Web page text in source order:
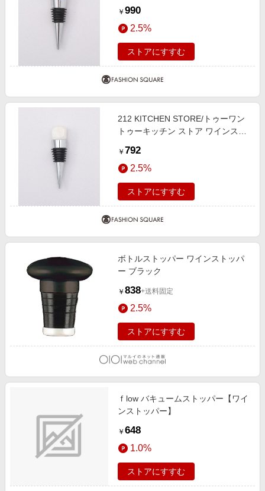
￥ 990
2.5%
ストアにすすむ
212 KITCHEN STORE/トゥーワン
トゥーキッチン ストア ワインスト
￥ 792
2.5%
ストアにすすむ
ボトルストッパー ワインストッパ
ー ブラック
￥ 838+送料固定
2.5%
ストアにすすむ
ｆlow バキュームストッパー【ワイ
ンストッパー】
￥ 648
1.0%
ストアにすすむ